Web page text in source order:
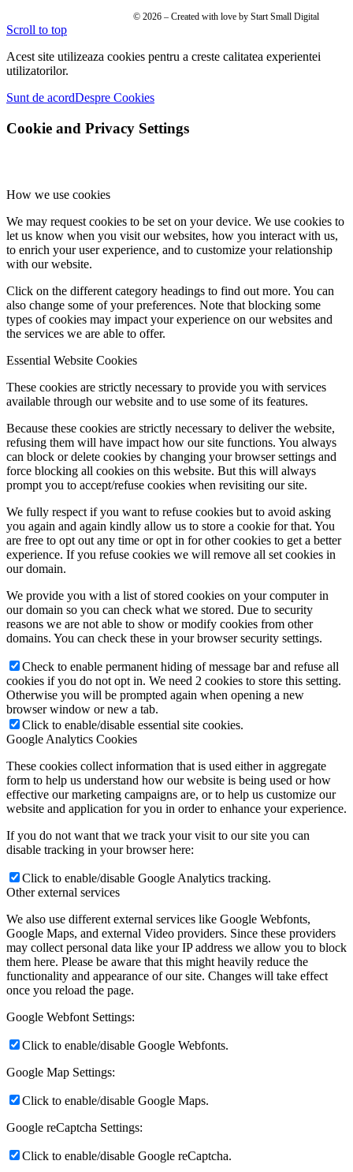
© 2026 – Created with love by Start Small Digital
Scroll to top
Acest site utilizeaza cookies pentru a creste calitatea experientei
utilizatorilor.
Sunt de acordDespre Cookies
Cookie and Privacy Settings
How we use cookies
We may request cookies to be set on your device. We use cookies to
let us know when you visit our websites, how you interact with us,
to enrich your user experience, and to customize your relationship
with our website.
Click on the different category headings to find out more. You can
also change some of your preferences. Note that blocking some
types of cookies may impact your experience on our websites and
the services we are able to offer.
Essential Website Cookies
These cookies are strictly necessary to provide you with services
available through our website and to use some of its features.
Because these cookies are strictly necessary to deliver the website,
refusing them will have impact how our site functions. You always
can block or delete cookies by changing your browser settings and
force blocking all cookies on this website. But this will always
prompt you to accept/refuse cookies when revisiting our site.
We fully respect if you want to refuse cookies but to avoid asking
you again and again kindly allow us to store a cookie for that. You
are free to opt out any time or opt in for other cookies to get a better
experience. If you refuse cookies we will remove all set cookies in
our domain.
We provide you with a list of stored cookies on your computer in
our domain so you can check what we stored. Due to security
reasons we are not able to show or modify cookies from other
domains. You can check these in your browser security settings.
Check to enable permanent hiding of message bar and refuse all
cookies if you do not opt in. We need 2 cookies to store this setting.
Otherwise you will be prompted again when opening a new
browser window or new a tab.
Click to enable/disable essential site cookies.
Google Analytics Cookies
These cookies collect information that is used either in aggregate
form to help us understand how our website is being used or how
effective our marketing campaigns are, or to help us customize our
website and application for you in order to enhance your experience.
If you do not want that we track your visit to our site you can
disable tracking in your browser here:
Click to enable/disable Google Analytics tracking.
Other external services
We also use different external services like Google Webfonts,
Google Maps, and external Video providers. Since these providers
may collect personal data like your IP address we allow you to block
them here. Please be aware that this might heavily reduce the
functionality and appearance of our site. Changes will take effect
once you reload the page.
Google Webfont Settings:
Click to enable/disable Google Webfonts.
Google Map Settings:
Click to enable/disable Google Maps.
Google reCaptcha Settings:
Click to enable/disable Google reCaptcha.